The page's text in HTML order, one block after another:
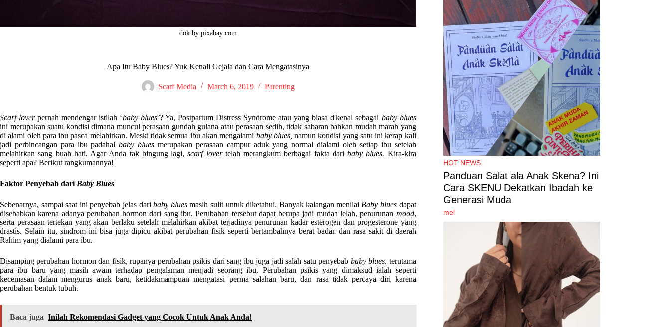
dok by pixabay com
Apa Itu Baby Blues? Yuk Kenali Gejala dan Cara Mengatasinya
Scarf Media March 6, 2019 Parenting
Scarf loverpernah mendengar istilah ‘baby blues’? Ya, Postpartum Distress Syndrome atau yang biasa dikenal sebagai baby blues
ini merupakan suatu kondisi dimana muncul perasaan gundah gulana atau perasaan sedih, tidak sabaran bahkan mudah marah yang
di alami oleh para ibu pasca melahirkan. Meski tidak semua ibu akan mengalami baby blues, namun kondisi yang satu ini kerap kali
jadi perbincangan para ibu padahalbaby blues merupakan perasaan campur aduk yang normal dialami oleh setiap ibu setelah
melahirkan sang buah hati. Agar Anda tak bingung lagi,scarf lovertelah merangkum berbagai fakta daribaby blues. Kira-kira
seperti apa? Berikut rangkumannya!
Faktor Penyebab dari Baby Blues
Sebenarnya, sampai saat ini penyebab jelas daribaby bluesmasih sulit untuk diketahui. Banyak kalangan menilai Baby blues dapat
disebabkan karena adanya perubahan hormon dari sang ibu. Perubahan tersebut dapat berupa jadi mudah lelah, penurunan mood,
serta perasaan tertekan yang akan berlaku setelah melahirkan akibat terjadinya penurunan kadar esterogen dan progesterone yang
drastis. Selain itu, sindrom ini bisa juga dipicu akibat perubahan fisik seperti bertambahnya berat badan dan rasa sakit di daerah
Rahim yang dialami para ibu.
Disamping perubahan hormon dan fisik, rupanya perubahan psikis dari sang ibu juga jadi salah satu penyebab baby blues, terutama
para ibu baru yang masih awam terhadap pengalaman menjadi seorang ibu. Perubahan psikis yang dimaksud ialah seperti
kecemasan dalam mengurus anak baru, ketidakmampuan mengatasi perma salahan baru, dan rasa tidak percaya diri karena
perubahan bentuk tubuh.
Baca juga Inilah Rekomendasi Gadget yang Cocok Untuk Anak Anda!
HOT NEWS
Panduan Salat ala Anak Skena? Ini
Cara SKENU Dekatkan Ibadah ke
Generasi Muda
mel